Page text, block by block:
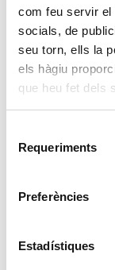
com feu servir el
socials, de
seu torn, ells la
els hàgiu
que heu fet dels
Requeriments
Preferències
Estadístiques